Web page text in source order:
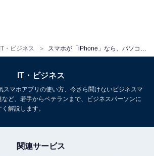
IT・ビジネス
IT・ビジネス
スマホアプリの使い方、今さら聞けないビジネスマ
ど、若手からベテランまで、ビジネスパーソンに
解説します。
関連サービス